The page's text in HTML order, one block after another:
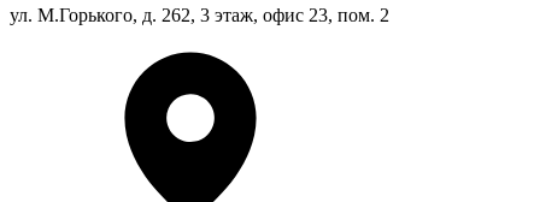
ул. М.Горького, д. 262, 3 этаж, офис 23, пом. 2